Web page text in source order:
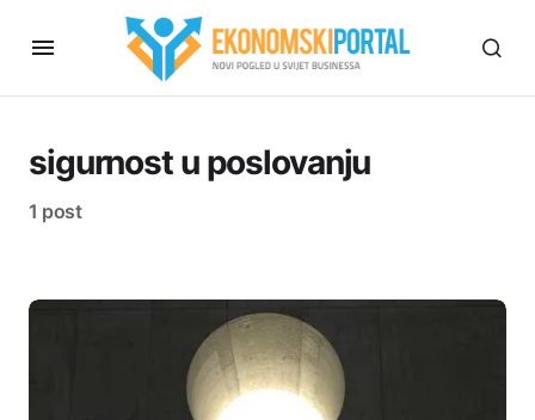
sigurnost u poslovanju
1 post